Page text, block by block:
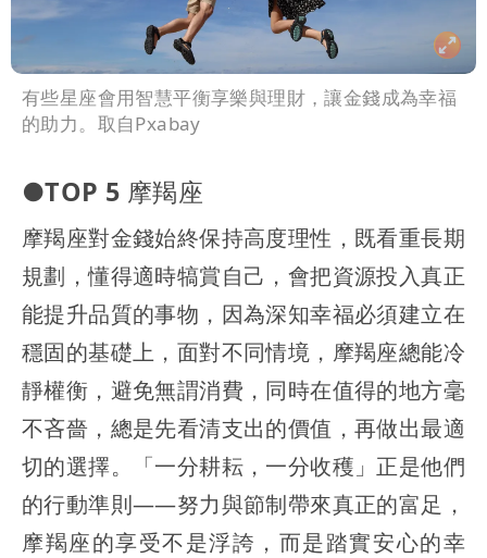
有些星座會用智慧平衡享樂與理財，讓金錢成為幸福
的助力。取自Pxabay
●TOP 5 摩羯座
摩羯座對金錢始終保持高度理性，既看重長期
規劃，懂得適時犒賞自己，會把資源投入真正
能提升品質的事物，因為深知幸福必須建立在
穩固的基礎上，面對不同情境，摩羯座總能冷
靜權衡，避免無謂消費，同時在值得的地方毫
不吝嗇，總是先看清支出的價值，再做出最適
切的選擇。「一分耕耘，一分收穫」正是他們
的行動準則——努力與節制帶來真正的富足，
摩羯座的享受不是浮誇，而是踏實安心的幸